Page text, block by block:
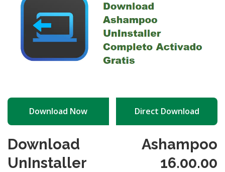
Download Now Direct Download
Download Ashampoo
UnInstaller 16.00.00